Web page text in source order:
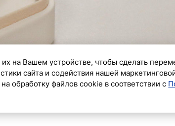
на Вашем устройстве, чтобы сделать
сайта и содействия нашей
обработку файлов cookie в соответствии с